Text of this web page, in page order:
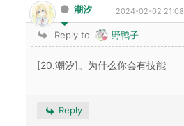
潮汐 2024-02-02 21:08
Reply to 野鸭子
[20.潮汐]。为什么你会有技能
Reply